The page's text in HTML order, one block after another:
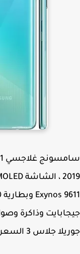
جلاس 3 السعر 280 دولار.